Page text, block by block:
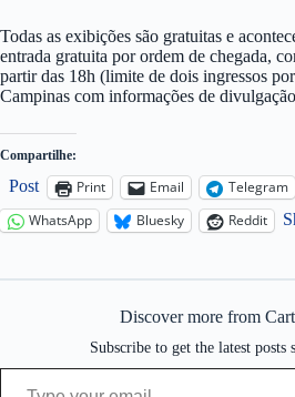
Todas as exibições são gratuitas e
entrada gratuita por ordem de chegada,
partir das 18h (limite de dois ingressos
Campinas com informações de
Compartilhe:
Post Print Email Telegram
WhatsApp
Bluesky Reddit
Discover more from
Subscribe to get the latest posts
Type your email…